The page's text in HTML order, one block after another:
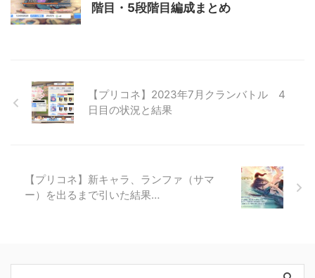
階目・5段階目編成まとめ
【プリコネ】2023年7月クランバトル 4
日目の状況と結果
【プリコネ】新キャラ、ランファ（サマ
ー）を出るまで引いた結果…